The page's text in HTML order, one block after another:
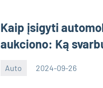
Kaip įsigyti
aukciono: Ką
Auto 2024-09-26